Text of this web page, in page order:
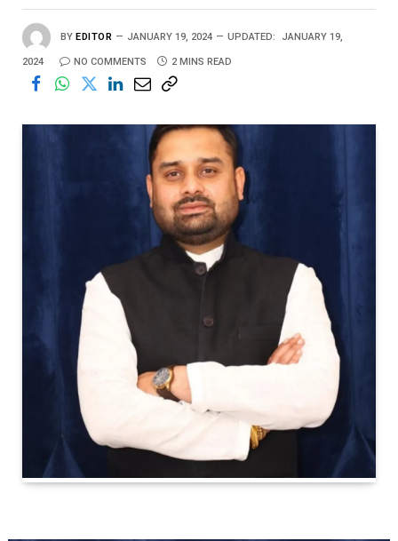
BY EDITOR JANUARY 19, 2024 UPDATED: JANUARY 19,
2024 NO COMMENTS 2 MINS READ